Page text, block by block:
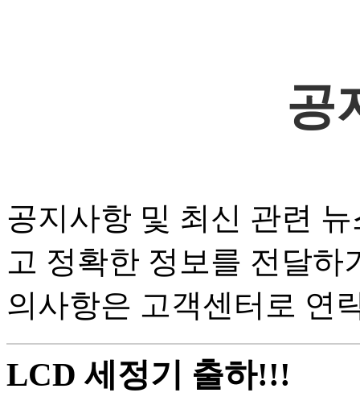
공
공지사항 및 최신 관련
고 정확한 정보를 전달하
의사항은 고객센터로 연
LCD 세정기 출하!!!